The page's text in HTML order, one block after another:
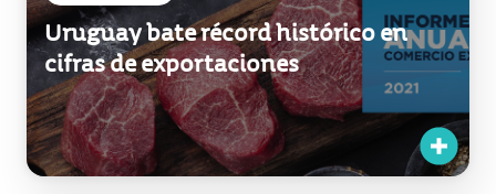
Uruguay bate récord histórico en
cifras de exportaciones